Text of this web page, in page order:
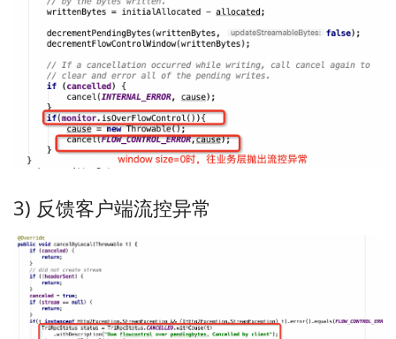
3) 反馈客户端流控异常